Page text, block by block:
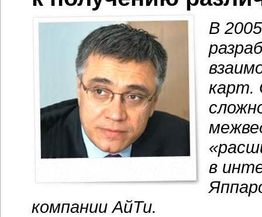
В
карт.
в
компании АйТи.